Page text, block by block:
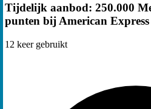
Tijdelijk aanbod: 250.000
punten bij American Express
12 keer gebruikt